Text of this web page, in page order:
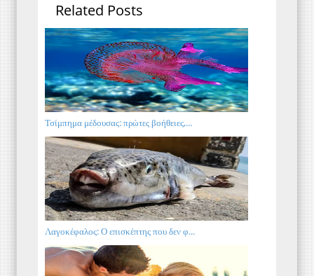
Related Posts
Τσίμπημα μέδουσας: πρώτες βοήθειες,...
Λαγοκέφαλος: Ο επισκέπτης που δεν φ...